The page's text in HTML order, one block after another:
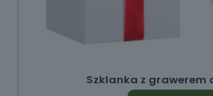
Szklanka z grawerem